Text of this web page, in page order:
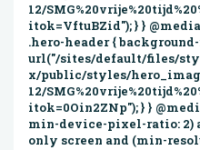
12/
itok=VftuBZid"); } }
.hero-header {
url("/sites/default/files/
x/public/styles/
12/
itok=0Oin2ZNp"); } }
min-device-pixel-ratio: 2)
only screen and (min-